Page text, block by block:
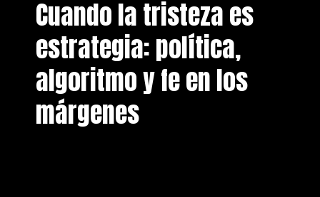
Cuando la tristeza es
estrategia: política,
algoritmo y fe en los
márgenes